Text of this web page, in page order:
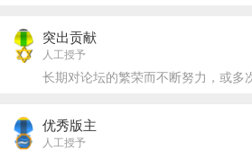
突出贡献
人工授予
长期对论坛的繁荣而不断努力，或多
优秀版主
人工授予